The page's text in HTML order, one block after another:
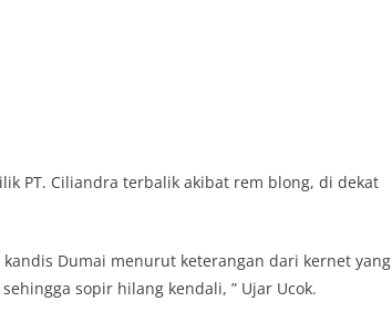
PT. Ciliandra terbalik akibat rem blong, di dekat
Dumai menurut keterangan dari kernet yang
sopir hilang kendali, ” Ujar Ucok.